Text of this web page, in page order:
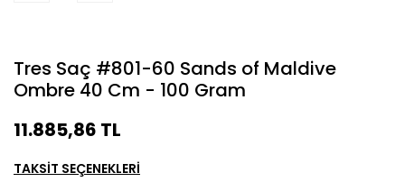
Tres Saç #801-60 Sands of Maldive
Ombre 40 Cm - 100 Gram
11.885,86 TL
TAKSİT SEÇENEKLERİ